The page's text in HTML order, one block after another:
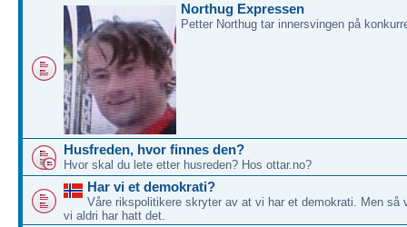
Northug Expressen
Petter Northug tar innersvingen på
Husfreden, hvor finnes den?
Hvor skal du lete etter husreden? Hos ottar.no?
Har vi et demokrati?
Våre rikspolitikere skryter av at vi har et demokrati. Men så
vi aldri har hatt det.